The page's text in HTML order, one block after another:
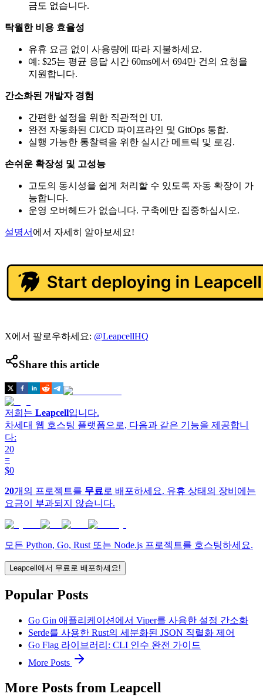
금도 없습니다.
탁월한 비용 효율성
유휴 요금 없이 사용량에 따라 지불하세요.
예: $25는 평균 응답 시간 60ms에서 694만 건의 요청을
지원합니다.
간소화된 개발자 경험
간편한 설정을 위한 직관적인 UI.
완전 자동화된 CI/CD 파이프라인 및 GitOps 통합.
실행 가능한 통찰력을 위한 실시간 메트릭 및 로깅.
손쉬운 확장성 및 고성능
고도의 동시성을 쉽게 처리할 수 있도록 자동 확장이 가
능합니다.
운영 오버헤드가 없습니다. 구축에만 집중하십시오.
설명서 에서 자세히 알아보세요!
X에서 팔로우하세요: @LeapcellHQ
Share this article
저희는 Leapcell입니다.
차세대 웹 호스팅 플랫폼으로, 다음과 같은 기능을 제공합니
다:
20
=
$0
20개의 프로젝트를 무료 로 배포하세요. 유휴 상태의 장비에는
요금이 부과되지 않습니다.
모든 Python, Go, Rust 또는 Node.js 프로젝트를 호스팅하세요.
Leapcell에서 무료로 배포하세요!
Popular Posts
Go Gin 애플리케이션에서 Viper를 사용한 설정 간소화
Serde를 사용한 Rust의 세분화된 JSON 직렬화 제어
Go Flag 라이브러리: CLI 인수 완전 가이드
More Posts
More Posts from Leapcell